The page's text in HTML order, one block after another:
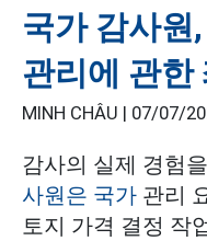
국가 감사원
관리에 관한
MINH CHÂU | 07/07/
감사의 실제 경험
사원은 국가 관리
토지 가격 결정 작